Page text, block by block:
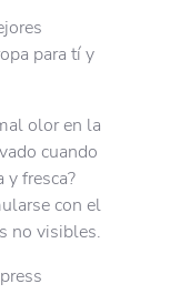
para tí y
olor en la
cuando
y fresca?
con el
no visibles.